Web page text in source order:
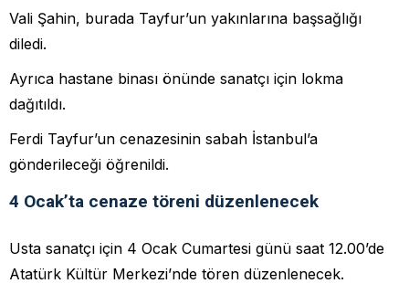
Vali Şahin, burada Tayfur’un yakınlarına başsağlığı
diledi.
Ayrıca hastane binası önünde sanatçı için lokma
dağıtıldı.
Ferdi Tayfur’un cenazesinin sabah İstanbul’a
gönderileceği öğrenildi.
4 Ocak’ta cenaze töreni düzenlenecek
Usta sanatçı için 4 Ocak Cumartesi günü saat 12.00’de
Atatürk Kültür Merkezi’nde tören düzenlenecek.